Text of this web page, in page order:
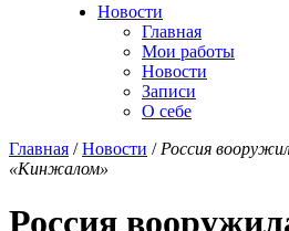
Новости
Главная
Мои работы
Новости
Записи
О себе
Главная /Новости / Россия
«Кинжалом»
Россия